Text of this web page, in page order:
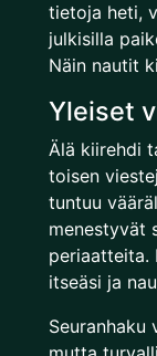
tietoja heti,
julkisilla
Näin nautit
Yleiset
Älä kiirehdi
toisen
tuntuu
menestyvät
periaatteita.
itseäsi ja
Seuranhaku